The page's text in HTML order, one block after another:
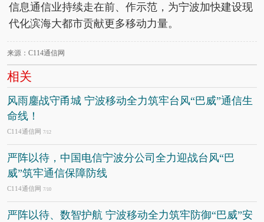
信息通信业持续走在前、作示范，为宁波加快建设现
代化滨海大都市贡献更多移动力量。
来源：C114通信网
相关
风雨鏖战守甬城 宁波移动全力筑牢台风“巴威”通信生
命线！
C114通信网 7/12
严阵以待，中国电信宁波分公司全力迎战台风“巴
威”筑牢通信保障防线
C114通信网 7/10
严阵以待、数智护航 宁波移动全力筑牢防御“巴威”安